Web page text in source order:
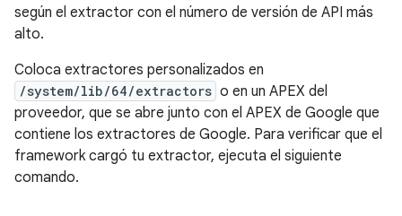
según el extractor con el número de versión de API más
alto.
Coloca extractores personalizados en
/system/lib/64/extractors o en un APEX del
proveedor, que se abre junto con el APEX de Google que
contiene los extractores de Google. Para verificar que el
framework cargó tu extractor, ejecuta el siguiente
comando.